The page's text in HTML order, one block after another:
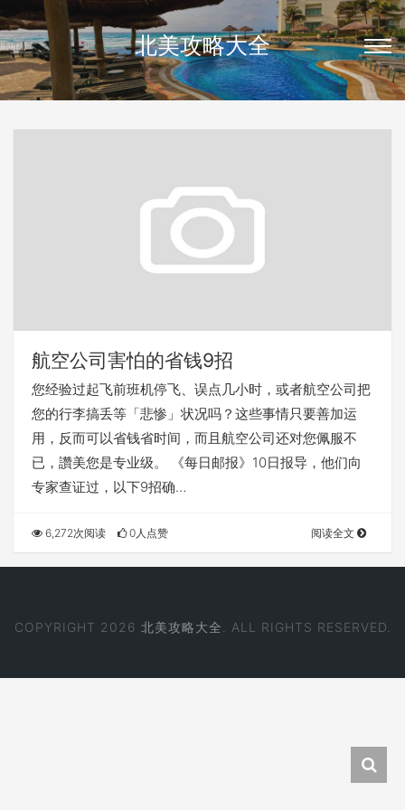
北美攻略大全
航空公司害怕的省钱9招
您经验过起飞前班机停飞、误点几小时，或者航空公司把
您的行李搞丢等「悲惨」状况吗？这些事情只要善加运
用，反而可以省钱省时间，而且航空公司还对您佩服不
已，讚美您是专业级。 《每日邮报》10日报导，他们向
专家查证过，以下9招确…
6,272次阅读 0人点赞 阅读全文
COPYRIGHT 2026 北美攻略大全 . ALL RIGHTS RESERVED.